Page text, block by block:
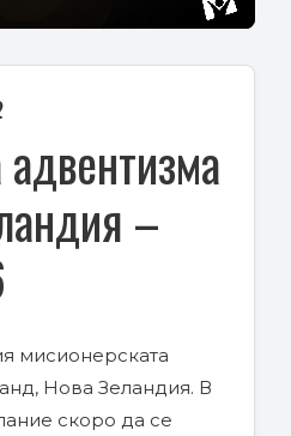
–
мисионерската
Нова Зеландия. В
скоро да се